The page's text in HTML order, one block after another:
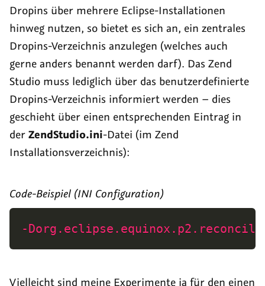
Dropins über mehrere Eclipse-Installationen
hinweg nutzen, so bietet es sich an, ein zentrales
Dropins-Verzeichnis anzulegen (welches auch
gerne anders benannt werden darf). Das Zend
Studio muss lediglich über das benutzerdefinierte
Dropins-Verzeichnis informiert werden – dies
geschieht über einen entsprechenden Eintrag in
der ZendStudio.ini-Datei (im Zend
Installationsverzeichnis):
Code-Beispiel (INI Configuration)
-
Vielleicht sind meine Experimente ja für den einen